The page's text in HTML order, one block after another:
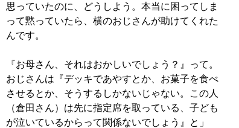
思っていたのに、どうしよう。本当に困ってしま
って黙っていたら、横のおじさんが助けてくれた
んです。
『お母さん、それはおかしいでしょう？』って。
おじさんは『デッキであやすとか、お菓子を食べ
させるとか、そうするしかないじゃない。この人
（倉田さん）は先に指定席を取っている、子ども
が泣いているからって関係ないでしょう』と」